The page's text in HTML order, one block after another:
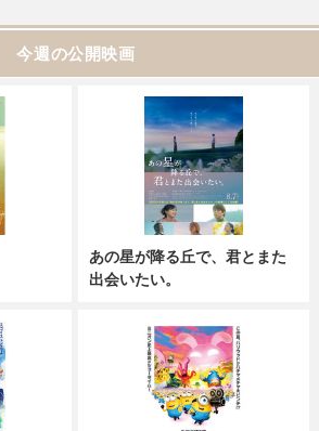
今週の公開映画
あの星が降る丘で、君とまた
出会いたい。